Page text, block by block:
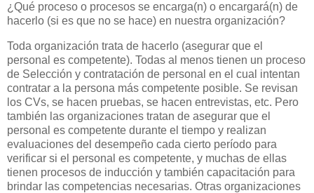
¿Qué proceso o procesos se encarga(n) o encargará(n) de
hacerlo (si es que no se hace) en nuestra organización?
Toda organización trata de hacerlo (asegurar que el
personal es competente). Todas al menos tienen un proceso
de Selección y contratación de personal en el cual intentan
contratar a la persona más competente posible. Se revisan
los CVs, se hacen pruebas, se hacen entrevistas, etc. Pero
también las organizaciones tratan de asegurar que el
personal es competente durante el tiempo y realizan
evaluaciones del desempeño cada cierto período para
verificar si el personal es competente, y muchas de ellas
tienen procesos de inducción y también capacitación para
brindar las competencias necesarias. Otras organizaciones